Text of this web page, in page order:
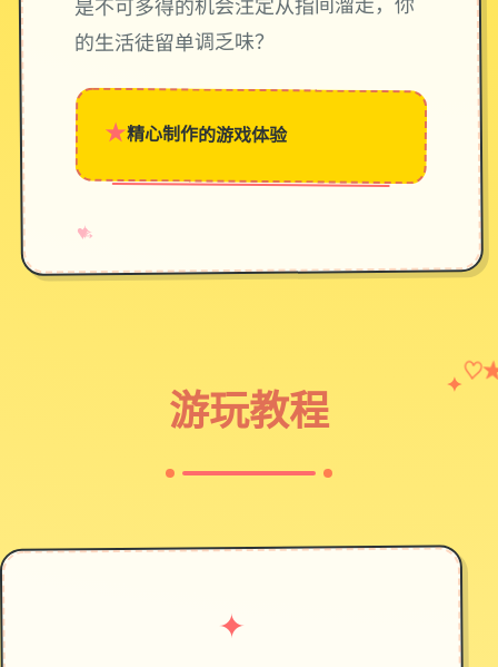
是不可多得的机会注定从指间溜走，你
的生活徒留单调乏味？
★精心制作的游戏体验
♥
✧
→
游玩教程
✦♡
✦